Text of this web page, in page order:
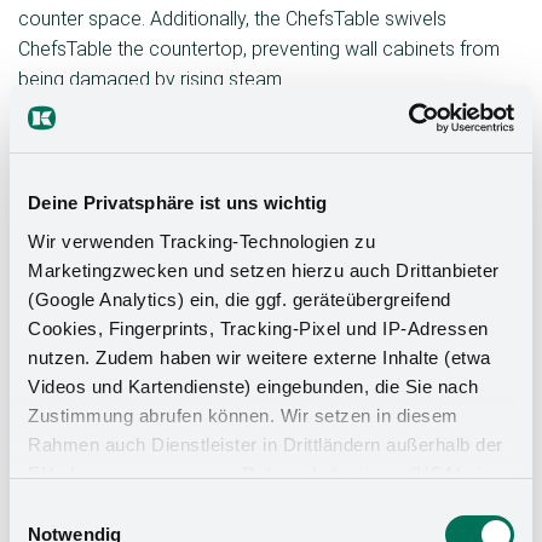
Deine Privatsphäre ist uns wichtig
Wir verwenden Tracking-Technologien zu
Marketingzwecken und setzen hierzu auch Drittanbieter
(Google Analytics) ein, die ggf. geräteübergreifend
Cookies, Fingerprints, Tracking-Pixel und IP-Adressen
nutzen. Zudem haben wir weitere externe Inhalte (etwa
Videos und Kartendienste) eingebunden, die Sie nach
Zustimmung abrufen können. Wir setzen in diesem
Rahmen auch Dienstleister in Drittländern außerhalb der
EU ohne angemessenes Datenschutzniveau (USA) ein,
zu Sicherheits- und Überwachungszwecken zugreifen,
Notwendig
counter space. Additionally, the ChefsTable swivels
ChefsTable the countertop, preventing wall cabinets from
being damaged by rising steam.
The ChefsTable kitchen organization to a new level.
this table allows heavy appliances to be swiveled out
smoothly and safely. Whether for the Thermomix or food
processors—the swivel fitting is payload for all kitchen
appliances payload up to 16 kg.